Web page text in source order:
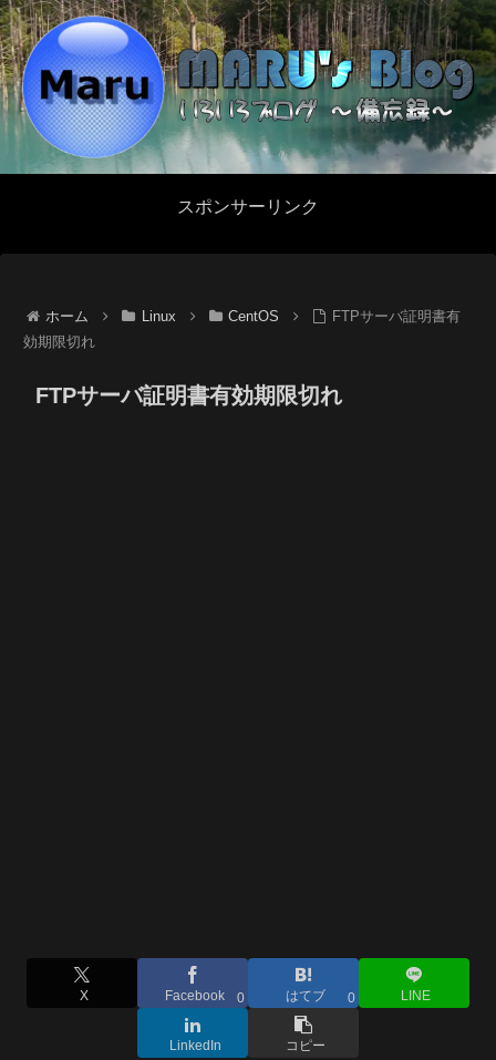
スポンサーリンク
ホーム Linux CentOS
FTPサーバ証明書有
効期限切れ
FTPサーバ証明書有効期限切れ
X Facebook 0 はてブ 0 LINE
LinkedIn コピー